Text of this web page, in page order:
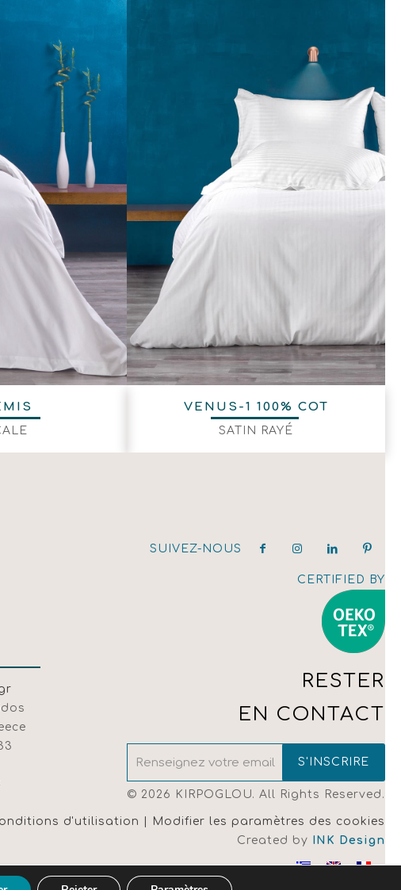
VENUS-1 100% COT
SATIN RAYÉ
SUIVEZ-NOUS
CERTIFIED BY
RESTER
EN CONTACT
© 2026 KIRPOGLOU. All Rights Reserved.
d'utilisation |
Modifier les paramètres des cookies
Created by INK Design